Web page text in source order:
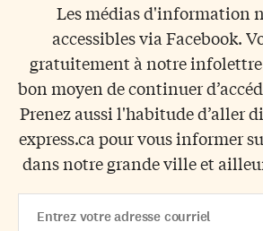
Les médias d'information
accessibles via Facebook.
gratuitement à notre
bon moyen de continuer
Prenez aussi l'habitude d’aller
express.ca pour vous informer
dans notre grande ville et
Address